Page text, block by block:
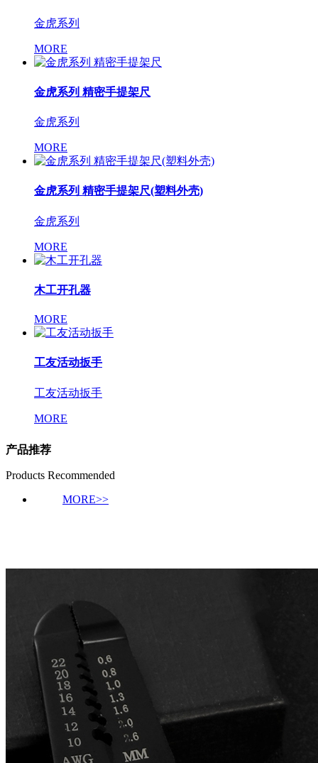
金虎系列
MORE
金虎系列 精密手提架尺
金虎系列
MORE
金虎系列 精密手提架尺(塑料外壳)
金虎系列
MORE
木工开孔器
MORE
工友活动扳手
工友活动扳手
MORE
产品推荐
Products Recommended
MORE>>